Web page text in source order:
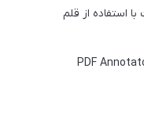
استفاده از قلم